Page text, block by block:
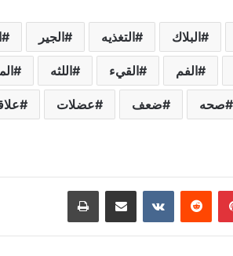
البلاك التغذيه الجير
الفم القيء اللثه
صحه ضعف عضلات
بينتيريست مشاركة عبر البريد طباعة